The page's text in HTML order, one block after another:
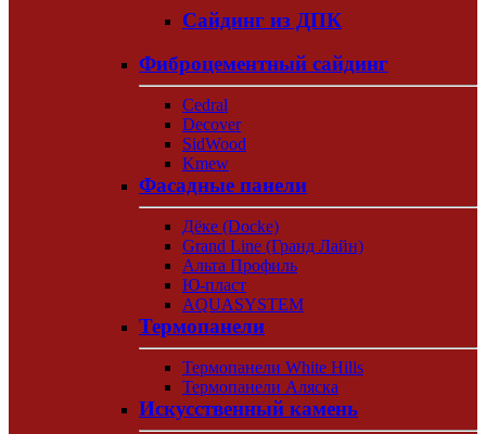
Сайдинг из ДПК
Фиброцементный сайдинг
Cedral
Decover
SidWood
Kmew
Фасадные панели
Дёке (Docke)
Grand Line (Гранд Лайн)
Альта Профиль
Ю-пласт
AQUASYSTEM
Термопанели
Термопанели White Hills
Термопанели Аляска
Искусственный камень